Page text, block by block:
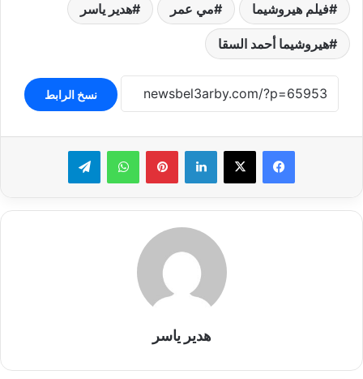
فيلم هيروشيما مي عمر هدير ياسر
هيروشيما أحمد السقا
نسخ الرابط
لينكدإن بينتيريستواتساب تيلقرام
هدير ياسر